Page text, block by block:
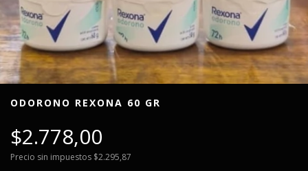
ODORONO REXONA 60 GR
$2.778,00
Precio sin impuestos $2.295,87